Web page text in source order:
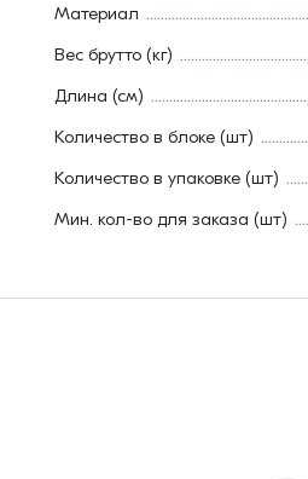
Материал
Вес брутто (кг)
Длина (см)
Количество в блоке (шт)
Количество в упаковке (шт)
Мин. кол-во для заказа (шт)